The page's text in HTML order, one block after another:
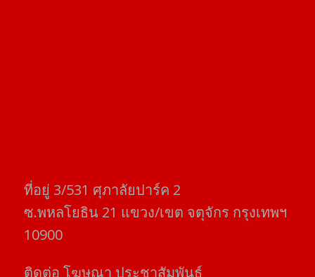
ที่อยู่​ 3/531​ ศุภาลัยปาร์ค​ 2
ซ.พหลโยธิน​ 21​ แขวง/เขต​ จตุจักร​ กรุงเทพฯ
10900
ติดต่อ​ โฆษณา​ ประชาสัมพันธ์